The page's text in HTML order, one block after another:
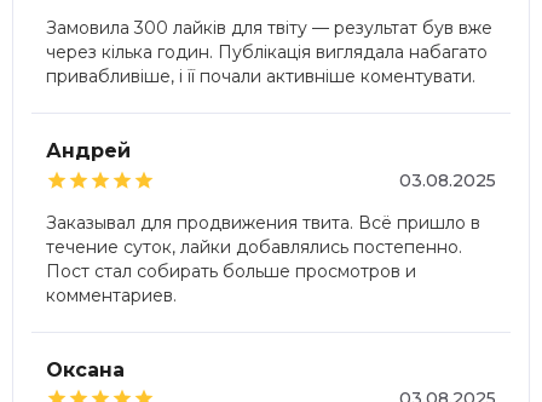
Замовила 300 лайків для твіту — результат був вже
через кілька годин. Публікація виглядала набагато
привабливіше, і її почали активніше коментувати.
Андрей

03.08.2025
Заказывал для продвижения твита. Всё пришло в
течение суток, лайки добавлялись постепенно.
Пост стал собирать больше просмотров и
комментариев.
Оксана